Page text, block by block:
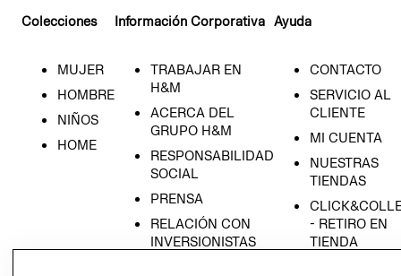
Colecciones
MUJER
HOMBRE
NIÑOS
HOME
Información Corporativa
TRABAJAR EN
H&M
ACERCA DEL
GRUPO H&M
RESPONSABILIDAD
SOCIAL
PRENSA
RELACIÓN CON
INVERSIONISTAS
Ayuda
CONTACTO
SERVICIO AL
CLIENTE
MI CUENTA
NUESTRAS
TIENDAS
- RETIRO EN
TIENDA